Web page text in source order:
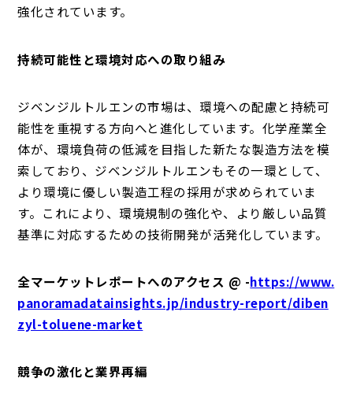
強化されています。
持続可能性と環境対応への取り組み
ジベンジルトルエンの市場は、環境への配慮と持続可
能性を重視する方向へと進化しています。化学産業全
体が、環境負荷の低減を目指した新たな製造方法を模
索しており、ジベンジルトルエンもその一環として、
より環境に優しい製造工程の採用が求められていま
す。これにより、環境規制の強化や、より厳しい品質
基準に対応するための技術開発が活発化しています。
全マーケットレポートへのアクセス @ -https://www.
panoramadatainsights.jp/industry-report/diben
zyl-toluene-market
競争の激化と業界再編